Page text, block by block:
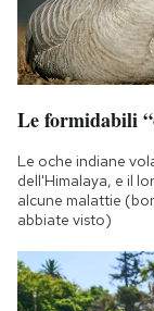
Le formidabili
Le oche indiane
dell'Himalaya, e il
alcune malattie
abbiate visto)